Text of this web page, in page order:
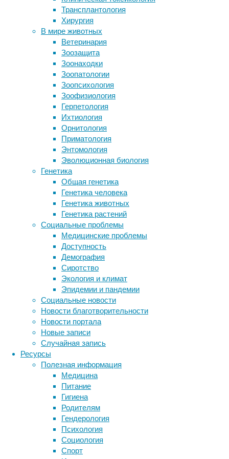
Трансплантология
Хирургия
В мире животных
Ветеринария
Зоозащита
Зоонаходки
Зоопатологии
Зоопсихология
Зоофизиология
Герпетология
Ихтиология
Орнитология
Приматология
Энтомология
Эволюционная биология
Генетика
Общая генетика
Генетика человека
Генетика животных
Генетика растений
Социальные проблемы
Медицинские проблемы
Доступность
Демография
Сиротство
Экология и климат
Эпидемии и пандемии
Социальные новости
Новости благотворительности
Новости портала
Новые записи
Случайная запись
Ресурсы
Полезная информация
Медицина
Питание
Гигиена
Родителям
Гендерология
Психология
Социология
Спорт
ночами
колибри
впадают
так
называемый
торпор
—
особое
физиологическое
состояние,
когда
замедляется
обмен
веществ,
замедляется
ритм
сердца
сильно
падает
температура
тела.
В
2020
году
в
Biology
Letters
выходила
статья,
которой
говорилось,
что
некоторые
колибри-
металлуры
Дисбактериоз может быть одной из
причин повышенного давления
Геология Цереры: ещё один соляной
океан в Солнечной системе
Дикие собаки могут понимать
человеческую жестикуляцию
Какаду берегут свои орудия труда
Следите за новостями
Метки